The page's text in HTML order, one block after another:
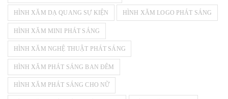
HÌNH XĂM DẠ QUANG SỰ KIỆN HÌNH XĂM LOGO PHÁT SÁNG
HÌNH XĂM MINI PHÁT SÁNG
HÌNH XĂM NGHỆ THUẬT PHÁT SÁNG
HÌNH XĂM PHÁT SÁNG BAN ĐÊM
HÌNH XĂM PHÁT SÁNG CHO NỮ